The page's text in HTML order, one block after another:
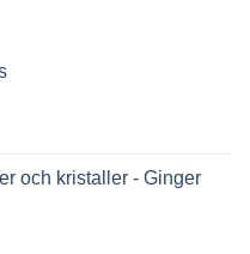
och kristaller - Ginger